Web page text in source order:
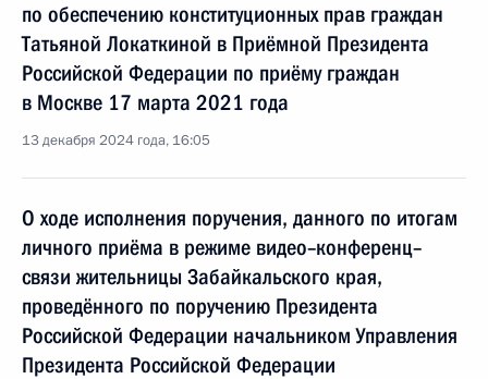
по обеспечению конституционных прав граждан
Татьяной Локаткиной в Приёмной Президента
Российской Федерации по приёму граждан
в Москве 17 марта 2021 года
13 декабря 2024 года, 16:05
О ходе исполнения поручения, данного по итогам
личного приёма в режиме видео–конференц–
связи жительницы Забайкальского края,
проведённого по поручению Президента
Российской Федерации начальником Управления
Президента Российской Федерации